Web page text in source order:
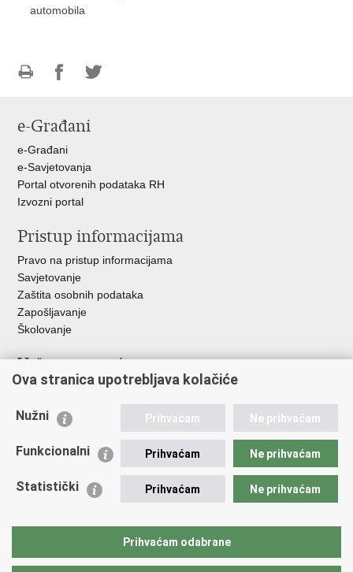
automobila
FacebookuTwitteru
e-Građani
e-Građani
e-Savjetovanja
Portal otvorenih podataka RH
Izvozni portal
Pristup informacijama
Pravo na pristup informacijama
Savjetovanje
Zaštita osobnih podataka
Zapošljavanje
Školovanje
Važne poveznice
Ministarstvo unutarnjih poslova
Udruge
Policijska akademija
Zaklada policijske solidarnosti
Vučetić"
Ova stranica upotrebljava kolačiće
Nužni Prihvaćam Ne prihvaćam
Funkcionalni Prihvaćam Ne prihvaćam
Statistički Prihvaćam Ne prihvaćam
Prihvaćam odabrane